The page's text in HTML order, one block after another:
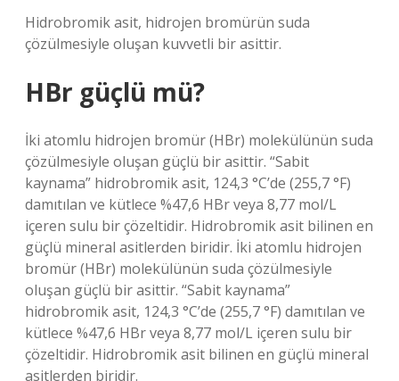
Hidrobromik asit, hidrojen bromürün suda
çözülmesiyle oluşan kuvvetli bir asittir.
HBr güçlü mü?
İki atomlu hidrojen bromür (HBr) molekülünün suda
çözülmesiyle oluşan güçlü bir asittir. “Sabit
kaynama” hidrobromik asit, 124,3 °C’de (255,7 °F)
damıtılan ve kütlece %47,6 HBr veya 8,77 mol/L
içeren sulu bir çözeltidir. Hidrobromik asit bilinen en
güçlü mineral asitlerden biridir. İki atomlu hidrojen
bromür (HBr) molekülünün suda çözülmesiyle
oluşan güçlü bir asittir. “Sabit kaynama”
hidrobromik asit, 124,3 °C’de (255,7 °F) damıtılan ve
kütlece %47,6 HBr veya 8,77 mol/L içeren sulu bir
çözeltidir. Hidrobromik asit bilinen en güçlü mineral
asitlerden biridir.